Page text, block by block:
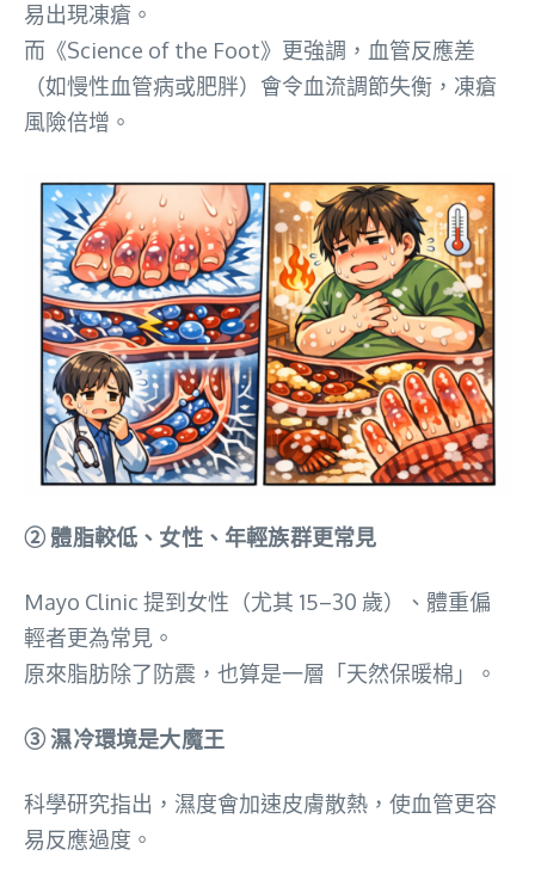
易出現凍瘡。
而《Science of the Foot》更強調，血管反應差
（如慢性血管病或肥胖）會令血流調節失衡，凍瘡
風險倍增。
② 體脂較低、女性、年輕族群更常見
Mayo Clinic 提到女性（尤其 15–30 歲）、體重偏
輕者更為常見。
原來脂肪除了防震，也算是一層「天然保暖棉」。
③ 濕冷環境是大魔王
科學研究指出，濕度會加速皮膚散熱，使血管更容
易反應過度。